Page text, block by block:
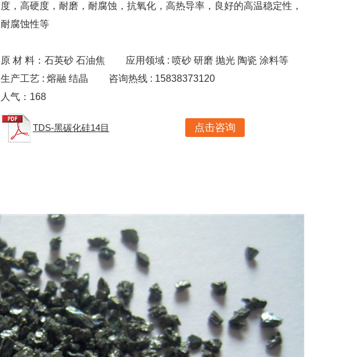
度，高硬度，耐磨，耐腐蚀，抗氧化，高热导率，良好的高温稳定性，
耐腐蚀性等
原 材 料：石英砂 石油焦
应用领域 : 喷砂 研磨 抛光 陶瓷 涂料等
生产工艺 : 熔融 结晶
咨询热线 : 15838373120
人气： 168
TDS-黑碳化硅14目 点击咨询